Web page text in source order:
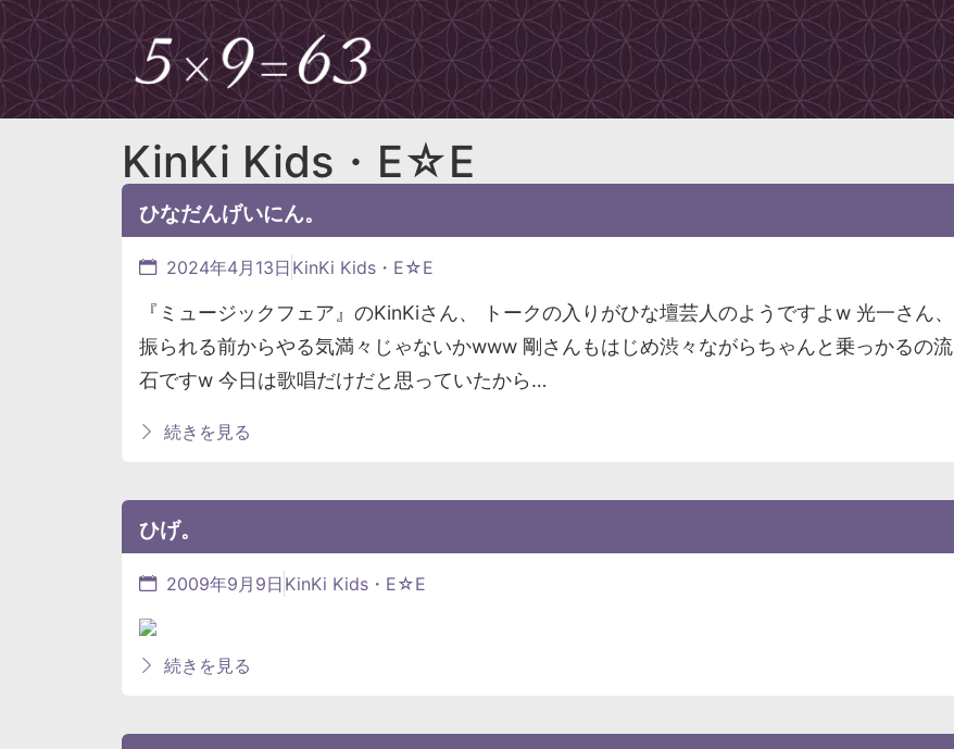
KinKi Kids・E☆E
ひなだんげいにん。
2024年4月13日 KinKi Kids・E☆E
『ミュージックフェア』のKinKiさん、 トークの入りがひな壇芸人のようですよw 光一さん、
振られる前からやる気満々じゃないかwww 剛さんもはじめ渋々ながらちゃんと乗っかるの流
石ですw 今日は歌唱だけだと思っていたから…
続きを見る
ひげ。
2009年9月9日 KinKi Kids・E☆E
続きを見る